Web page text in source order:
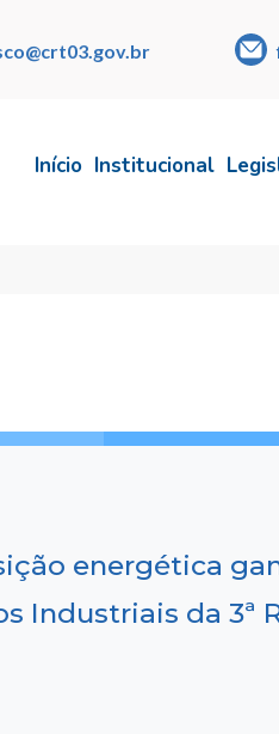
Início Institucional
energética
Industriais da 3ª